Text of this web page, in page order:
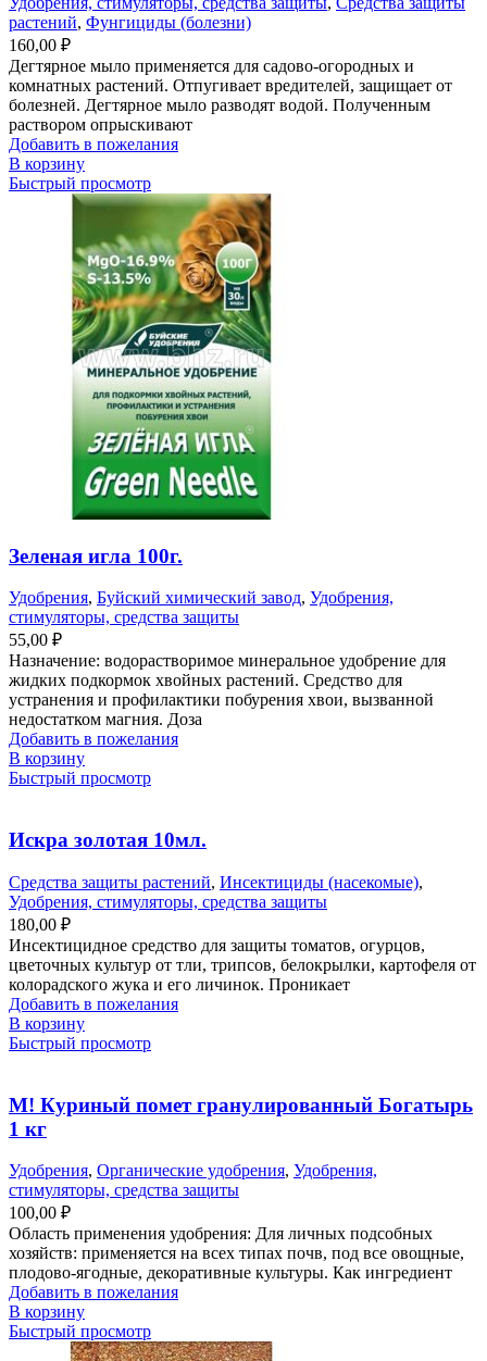
растений, Фунгициды (болезни)
160,00 ₽
Дегтярное мыло применяется для садово-огородных и
комнатных растений. Отпугивает вредителей, защищает от
болезней. Дегтярное мыло разводят водой. Полученным
раствором опрыскивают
Добавить в пожелания
В корзину
Быстрый просмотр
Зеленая игла 100г.
Удобрения, Буйский химический завод, Удобрения,
стимуляторы, средства защиты
55,00 ₽
Назначение: водорастворимое минеральное удобрение для
жидких подкормок хвойных растений. Средство для
устранения и профилактики побурения хвои, вызванной
недостатком магния. Доза
Добавить в пожелания
В корзину
Быстрый просмотр
Искра золотая 10мл.
Средства защиты растений, Инсектициды (насекомые),
Удобрения, стимуляторы, средства защиты
180,00 ₽
Инсектицидное средство для защиты томатов, огурцов,
цветочных культур от тли, трипсов, белокрылки, картофеля от
колорадского жука и его личинок. Проникает
Добавить в пожелания
В корзину
Быстрый просмотр
М! Куриный помет гранулированный Богатырь
1 кг
Удобрения, Органические удобрения, Удобрения,
стимуляторы, средства защиты
100,00 ₽
Область применения удобрения: Для личных подсобных
хозяйств: применяется на всех типах почв, под все овощные,
плодово-ягодные, декоративные культуры. Как ингредиент
Добавить в пожелания
В корзину
Быстрый просмотр